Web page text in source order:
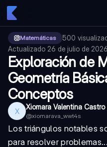
Matemáticas 500
Actualizado 26 de julio de 2026
Exploración de
Geometría
Conceptos
X Xiomara Valentina
@xiomarava_wwt4s
Los triángulos notables
para resolver problemas...